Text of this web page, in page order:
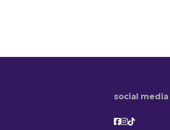
social media
Facebook
Facebook
Facebook